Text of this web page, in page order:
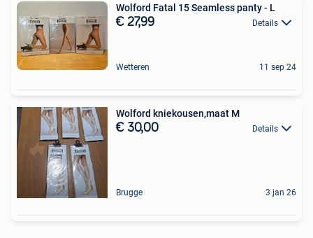
Wolford Fatal 15 Seamless panty - L
€ 27,99 Details
Wetteren 11 sep 24
Wolford kniekousen,maat M
€ 30,00 Details
Brugge 3 jan 26